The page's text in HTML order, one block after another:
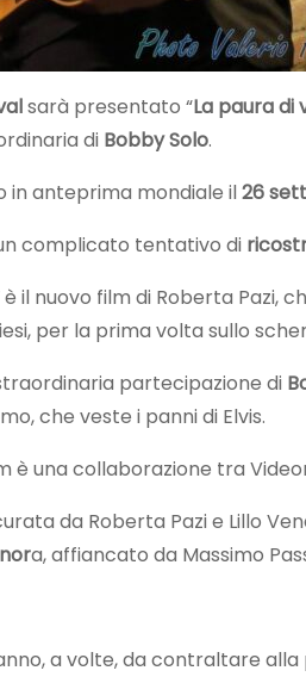
sarà presentato “La paura di
di Bobby Solo.
in anteprima mondiale il26
complicato tentativo di
è il nuovo film di Roberta
per la prima volta sullo
partecipazione di
che veste i panni di Elvis.
è una collaborazione tra
da Roberta Pazi e Lillo
a, affiancato da Massimo
a volte, da contraltare